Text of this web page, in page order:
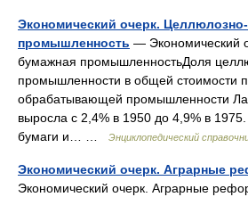
Экономический очерк.
промышленность — Экономический
бумажная промышленностьДоля
промышленности в общей стоимости
обрабатывающей промышленности
выросла с 2,4% в 1950 до 4,9% в
бумаги и… …
Энциклопедический
Экономический очерк. Аграрные
Экономический очерк. Аграрные